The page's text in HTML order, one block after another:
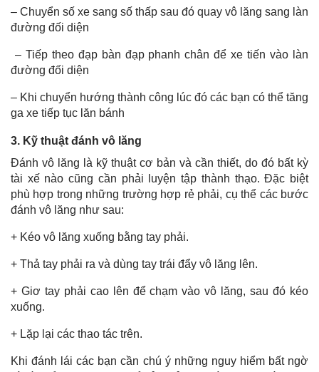
– Chuyển số xe sang số thấp sau đó quay vô lăng sang làn
đường đối diện
– Tiếp theo đạp bàn đạp phanh chân để xe tiến vào làn
đường đối diện
– Khi chuyển hướng thành công lúc đó các bạn có thể tăng
ga xe tiếp tục lăn bánh
3. Kỹ thuật đánh vô lăng
Đánh vô lăng là kỹ thuật cơ bản và cần thiết, do đó bất kỳ
tài xế nào cũng cần phải luyện tập thành thạo. Đặc biệt
phù hợp trong những trường hợp rẻ phải, cụ thể các bước
đánh vô lăng như sau:
+ Kéo vô lăng xuống bằng tay phải.
+ Thả tay phải ra và dùng tay trái đẩy vô lăng lên.
+ Giơ tay phải cao lên để chạm vào vô lăng, sau đó kéo
xuống.
+ Lặp lại các thao tác trên.
Khi đánh lái các bạn cần chú ý những nguy hiểm bất ngờ